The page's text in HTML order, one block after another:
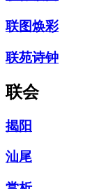
联图焕彩
联苑诗钟
联会
揭阳
汕尾